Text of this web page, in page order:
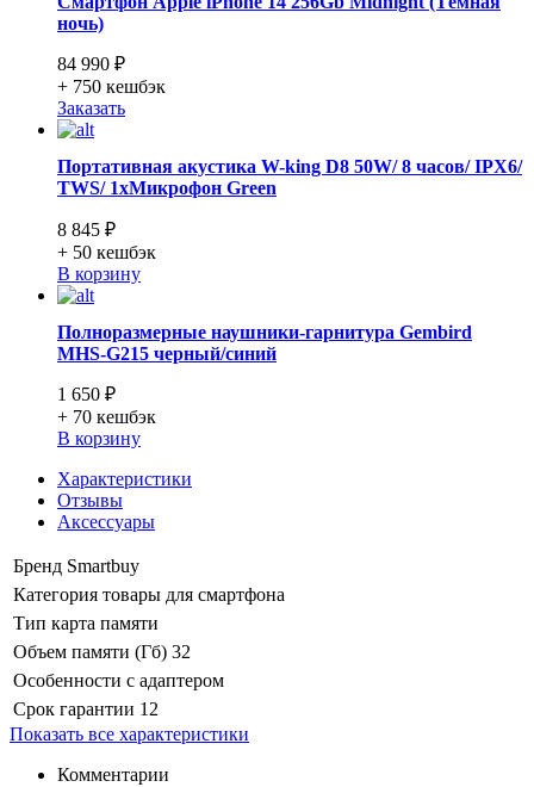
ночь)
84 990 ₽
+ 750 кешбэк
Заказать
Портативная акустика W-king D8 50W/ 8 часов/ IPX6/
TWS/ 1xМикрофон Green
8 845 ₽
+ 50 кешбэк
В корзину
Полноразмерные наушники-гарнитура Gembird
MHS-G215 черный/синий
1 650 ₽
+ 70 кешбэк
В корзину
Характеристики
Отзывы
Аксессуары
Бренд Smartbuy
Категория товары для смартфона
Тип карта памяти
Объем памяти (Гб) 32
Особенности с адаптером
Срок гарантии 12
Показать все характеристики
Комментарии